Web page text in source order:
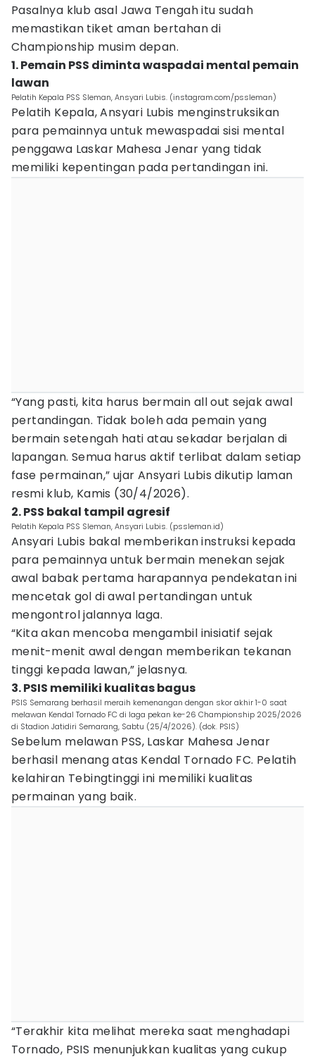
Pasalnya klub asal Jawa Tengah itu sudah
memastikan tiket aman bertahan di
Championship musim depan.
1. Pemain PSS diminta waspadai mental pemain
lawan
Pelatih Kepala PSS Sleman, Ansyari Lubis. (instagram.com/pssleman)
Pelatih Kepala, Ansyari Lubis menginstruksikan
para pemainnya untuk mewaspadai sisi mental
penggawa Laskar Mahesa Jenar yang tidak
memiliki kepentingan pada pertandingan ini.
“Yang pasti, kita harus bermain all out sejak awal
pertandingan. Tidak boleh ada pemain yang
bermain setengah hati atau sekadar berjalan di
lapangan. Semua harus aktif terlibat dalam setiap
fase permainan,” ujar Ansyari Lubis dikutip laman
resmi klub, Kamis (30/4/2026).
2. PSS bakal tampil agresif
Pelatih Kepala PSS Sleman, Ansyari Lubis. (pssleman.id)
Ansyari Lubis bakal memberikan instruksi kepada
para pemainnya untuk bermain menekan sejak
awal babak pertama harapannya pendekatan ini
mencetak gol di awal pertandingan untuk
mengontrol jalannya laga.
“Kita akan mencoba mengambil inisiatif sejak
menit-menit awal dengan memberikan tekanan
tinggi kepada lawan,” jelasnya.
3. PSIS memiliki kualitas bagus
PSIS Semarang berhasil meraih kemenangan dengan skor akhir 1-0 saat
melawan Kendal Tornado FC di laga pekan ke-26 Championship 2025/2026
di Stadion Jatidiri Semarang, Sabtu (25/4/2026). (dok. PSIS)
Sebelum melawan PSS, Laskar Mahesa Jenar
berhasil menang atas Kendal Tornado FC. Pelatih
kelahiran Tebingtinggi ini memiliki kualitas
permainan yang baik.
“Terakhir kita melihat mereka saat menghadapi
Tornado, PSIS menunjukkan kualitas yang cukup